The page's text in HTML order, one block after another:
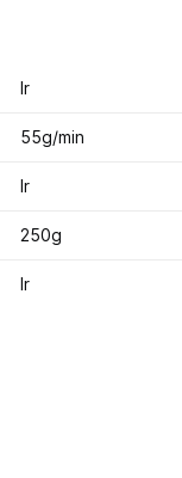
Ir
55g/min
Ir
250g
Ir